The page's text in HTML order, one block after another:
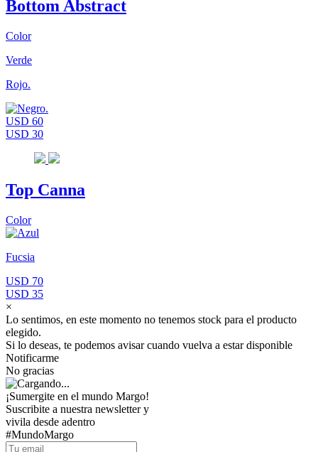
Bottom Abstract
Color
Verde
Rojo.
USD 60
USD 30
Top Canna
Color
Fucsia
USD 70
USD 35
×
Lo sentimos, en este momento no tenemos stock para el producto
elegido.
Si lo deseas, te podemos avisar cuando vuelva a estar disponible
Notificarme
No gracias
¡Sumergite en el mundo Margo!
Suscribite a nuestra newsletter y
vivila desde adentro
#MundoMargo